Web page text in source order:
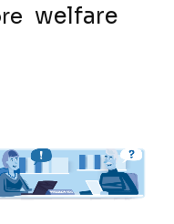
welfare